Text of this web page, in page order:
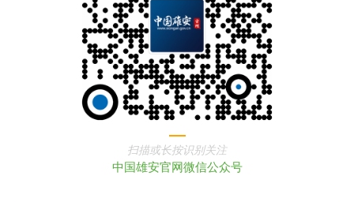
扫描或长按识别关注
中国雄安官网微信公众号